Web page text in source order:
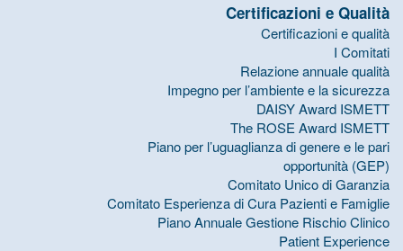
Certificazioni e Qualità
Certificazioni e qualità
I Comitati
Relazione annuale qualità
Impegno per l’ambiente e la sicurezza
DAISY Award ISMETT
The ROSE Award ISMETT
Piano per l’uguaglianza di genere e le pari
opportunità (GEP)
Comitato Unico di Garanzia
Comitato Esperienza di Cura Pazienti e Famiglie
Piano Annuale Gestione Rischio Clinico
Patient Experience